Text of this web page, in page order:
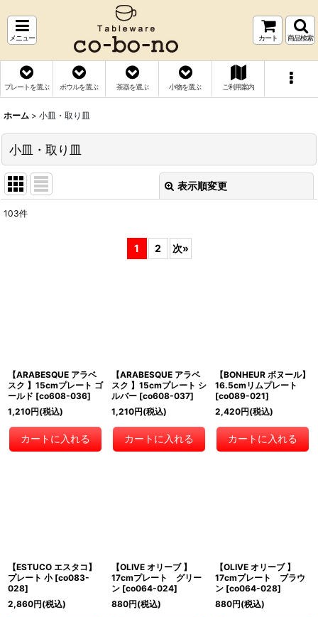
メニュー カート 商品検索
プレートを選ぶ ボウルを選ぶ 茶器を選ぶ 小物を選ぶ ご利用案内
ホーム > 小皿・取り皿
小皿・取り皿
表示順変更
103件
1 2 次»
【ARABESQUE アラベ
スク 】15cmプレート ゴ
ールド [co608-036]
1,210円(税込)
カートに入れる
【ARABESQUE アラベ
スク 】15cmプレート シ
ルバー [co608-037]
1,210円(税込)
カートに入れる
【BONHEUR ボヌール】
16.5cmリムプレート
[co089-021]
2,420円(税込)
カートに入れる
【ESTUCO エスタコ】
プレート 小 [co083-
028]
2,860円(税込)
【OLIVE オリーブ 】
17cmプレート グリー
ン [co064-024]
880円(税込)
【OLIVE オリーブ 】
17cmプレート ブラウ
ン [co064-028]
880円(税込)